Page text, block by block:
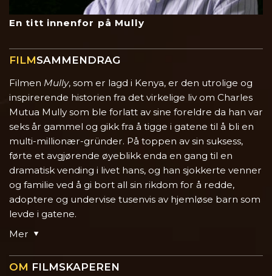
En titt innenfor på Mully
FILMSAMMENDRAG
Filmen Mully, som er lagd i Kenya, er den utrolige og
inspirerende historien fra det virkelige liv om Charles
Mutua Mully som ble forlatt av sine foreldre da han var
seks år gammel og gikk fra å tigge i gatene til å bli en
multi-millionær-gründer. På toppen av sin suksess,
førte et avgjørende øyeblikk enda en gang til en
dramatisk vending i livet hans, og han sjokkerte venner
og familie ved å gi bort all sin rikdom for å redde,
adoptere og undervise tusenvis av hjemløse barn som
levde i gatene.
Mer
OM FILMSKAPEREN